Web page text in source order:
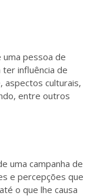
pessoa de
influência de
aspectos culturais,
entre outros
uma campanha de
e percepções que
o que lhe causa